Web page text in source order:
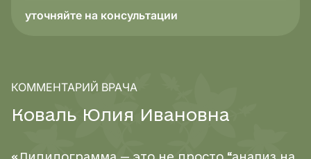
уточняйте на консультации
КОММЕНТАРИЙ ВРАЧА
Коваль Юлия И вановна